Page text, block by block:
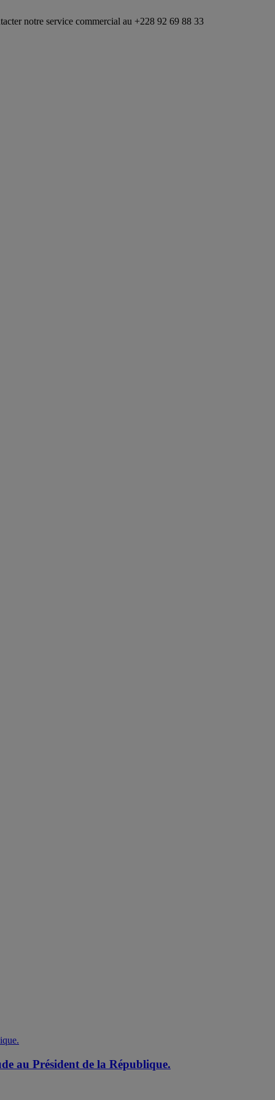
service commercial au +228 92 69 88 33
au Président de la République.